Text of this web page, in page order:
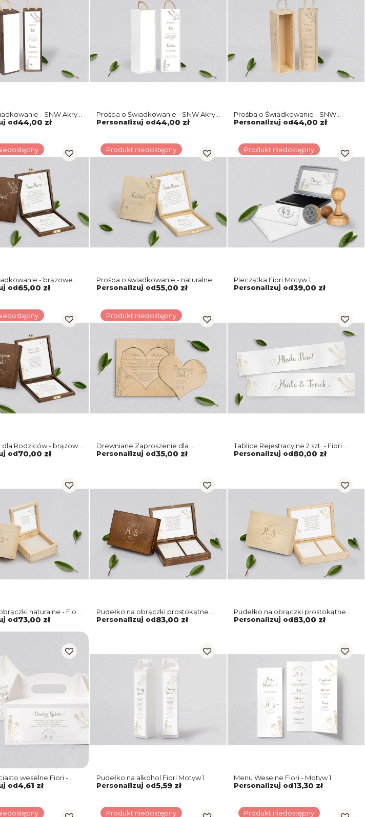
- SNW Akryl
Motyw 1
od44,00 zł
Prośba o Świadkowanie - SNW Akryl
biała Fiori Motyw 1
Personalizuj od44,00 zł
Prośba o Świadkowanie - SNW
naturalna Fiori Motyw 1
Personalizuj od44,00 zł
- brązowe
1
od65,00 zł
Produkt niedostępny
Prośba o świadkowanie - naturalne
puzzle Fiori Motyw 1
Personalizuj od55,00 zł
Produkt niedostępny
Pieczątka Fiori Motyw 1
Personalizuj od39,00 zł
Rodziców - brązowe
od70,00 zł
Produkt niedostępny
Drewniane Zaproszenie dla
Rodziców - Fiori Motyw 1
Personalizuj od35,00 zł
Tablice Rejestracyjne 2 szt. - Fiori
Motyw 1
Personalizuj od80,00 zł
naturalne - Fiori
od73,00 zł
Pudełko na obrączki prostokątne
brązowe - Fiori Motyw 1
Personalizuj od83,00 zł
Pudełko na obrączki prostokątne
naturalne - Fiori Motyw 1
Personalizuj od83,00 zł
weselne Fiori -
od4,61 zł
Pudełko na alkohol Fiori Motyw 1
Personalizuj od5,59 zł
Menu Weselne Fiori - Motyw 1
Personalizuj od13,30 zł
Produkt niedostępny Produkt niedostępny